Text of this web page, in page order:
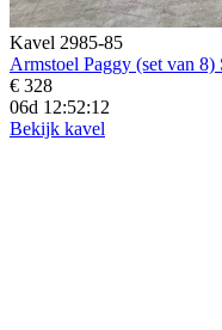
Kavel 2985-85
Armstoel Paggy (set van
€ 328
06d 12:52:10
Bekijk kavel